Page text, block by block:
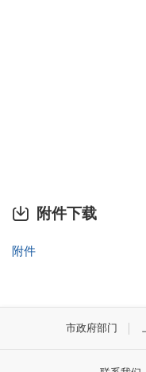
附件下载
附件
市政府部门